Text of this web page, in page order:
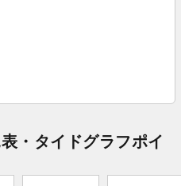
・タイドグラフポイ